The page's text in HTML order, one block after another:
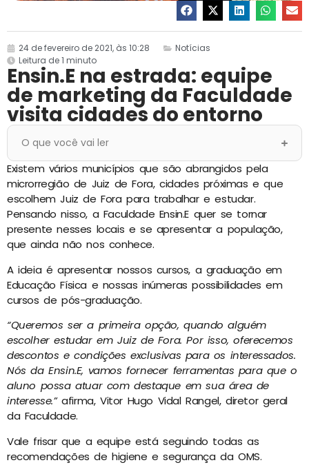
24 de fevereiro de 2021, às 10:28
Notícias
Leitura de 1 minuto
Ensin.E na estrada: equipe
de marketing da Faculdade
visita cidades do entorno
O que você vai ler
Existem vários municípios que são abrangidos pela
microrregião de Juiz de Fora, cidades próximas e que
escolhem Juiz de Fora para trabalhar e estudar.
Pensando nisso, a Faculdade Ensin.E quer se tornar
presente nesses locais e se apresentar a população,
que ainda não nos conhece.
A ideia é apresentar nossos cursos, a graduação em
Educação Física e nossas inúmeras possibilidades em
cursos de pós-graduação.
“Queremos ser a primeira opção, quando alguém
escolher estudar em Juiz de Fora. Por isso, oferecemos
descontos e condições exclusivas para os interessados.
Nós da Ensin.E, vamos fornecer ferramentas para que o
aluno possa atuar com destaque em sua área de
interesse.”afirma, Vitor Hugo Vidal Rangel, diretor geral
da Faculdade.
Vale frisar que a equipe está seguindo todas as
recomendações de higiene e segurança da OMS.